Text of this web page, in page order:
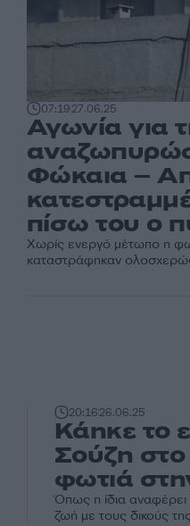
07:1927.06.25
Αγωνία για
Φώκαια –
πίσω του ο
Χωρίς ενεργό μέτωπο η
καταστράφηκαν
20:1626.06.25
Κάηκε το
Σούζη
φωτιά
Όπως η ίδια αναφέρει
ζωή με τους δικούς